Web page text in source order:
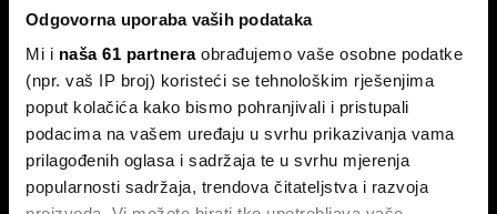
Odgovorna uporaba vaših podataka
Mi i naša 61 partneraobrađujemo vaše osobne podatke
(npr. vaš IP broj) koristeći se tehnološkim rješenjima
poput kolačića kako bismo pohranjivali i pristupali
podacima na vašem uređaju u svrhu prikazivanja vama
prilagođenih oglasa i sadržaja te u svrhu mjerenja
popularnosti sadržaja, trendova čitateljstva i razvoja
Burze usporile, ali Adris i Telekom
Slovenije ne izlaze iz fokusa
Na Zagrebačkoj burzi smirivanje prometa u odnosu na
protekli mjesec.